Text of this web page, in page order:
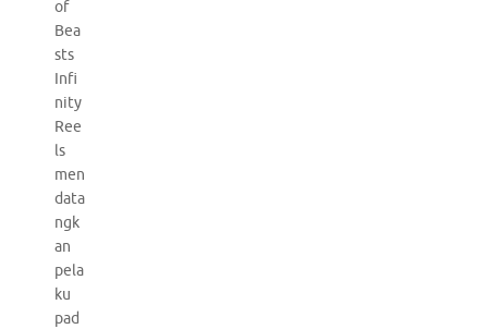
of
Bea
sts
Infi
nity
Ree
ls
men
data
ngk
an
pela
ku
pad